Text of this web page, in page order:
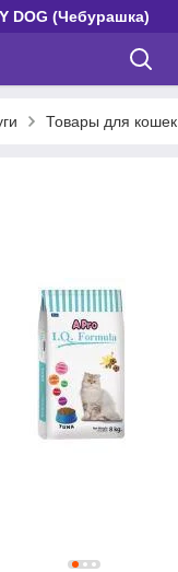
DOG (Чебурашка)
Товары для кошек